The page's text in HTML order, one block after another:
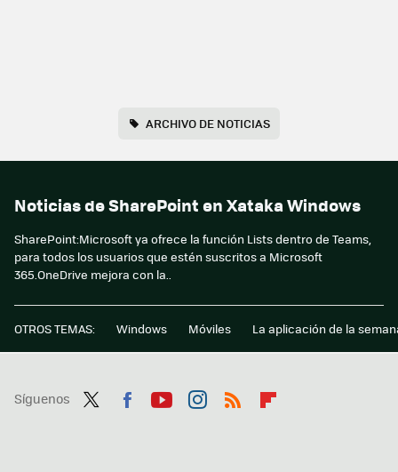
ARCHIVO DE NOTICIAS
Noticias de SharePoint en Xataka Windows
SharePoint:Microsoft ya ofrece la función Lists dentro de Teams,
para todos los usuarios que estén suscritos a Microsoft
365.OneDrive mejora con la..
OTROS TEMAS: Windows Móviles La aplicación de la
Síguenos